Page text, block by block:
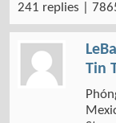
241 replies |
Tin